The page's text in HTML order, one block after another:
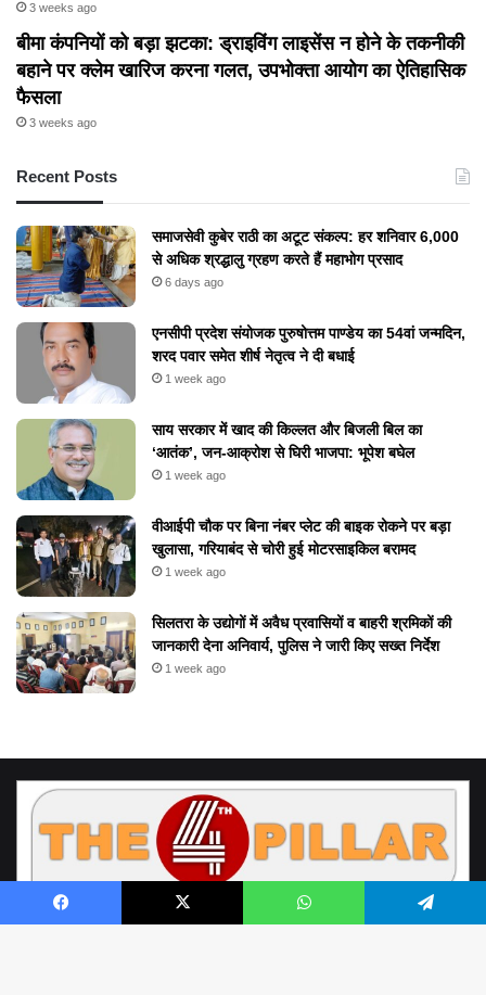
3 weeks ago
बीमा कंपनियों को बड़ा झटका: ड्राइविंग लाइसेंस न होने के तकनीकी
बहाने पर क्लेम खारिज करना गलत, उपभोक्ता आयोग का ऐतिहासिक
फैसला
3 weeks ago
Recent Posts
समाजसेवी कुबेर राठी का अटूट संकल्प: हर शनिवार 6,000
से अधिक श्रद्धालु ग्रहण करते हैं महाभोग प्रसाद
6 days ago
एनसीपी प्रदेश संयोजक पुरुषोत्तम पाण्डेय का 54वां जन्मदिन,
शरद पवार समेत शीर्ष नेतृत्व ने दी बधाई
1 week ago
​साय सरकार में खाद की किल्लत और बिजली बिल का
‘आतंक’, जन-आक्रोश से घिरी भाजपा: भूपेश बघेल
1 week ago
वीआईपी चौक पर बिना नंबर प्लेट की बाइक रोकने पर बड़ा
खुलासा, गरियाबंद से चोरी हुई मोटरसाइकिल बरामद
1 week ago
सिलतरा के उद्योगों में अवैध प्रवासियों व बाहरी श्रमिकों की
जानकारी देना अनिवार्य, पुलिस ने जारी किए सख्त निर्देश
1 week ago
Facebook X WhatsApp Telegram